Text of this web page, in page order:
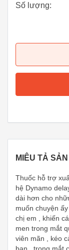
Số lượng:
MIÊU TẢ
Thuốc hỗ trợ
hệ Dynamo
dài hơn cho
muốn chuyện
chị em , khiến
men trong mắt
viên mãn , kéo